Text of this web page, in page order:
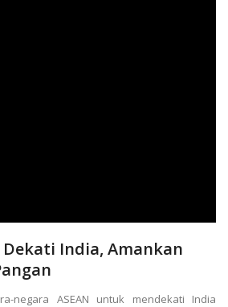
India, Amankan
negara ASEAN untuk mendekati India